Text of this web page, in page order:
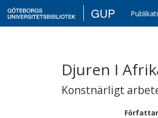
GUP
Djuren I
Konstnärligt